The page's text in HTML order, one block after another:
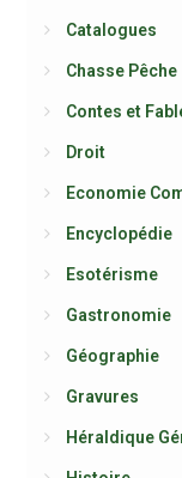
Catalogues
Chasse Pêche
Contes et
Droit
Economie
Encyclopédie
Esotérisme
Gastronomie
Géographie
Gravures
Héraldique